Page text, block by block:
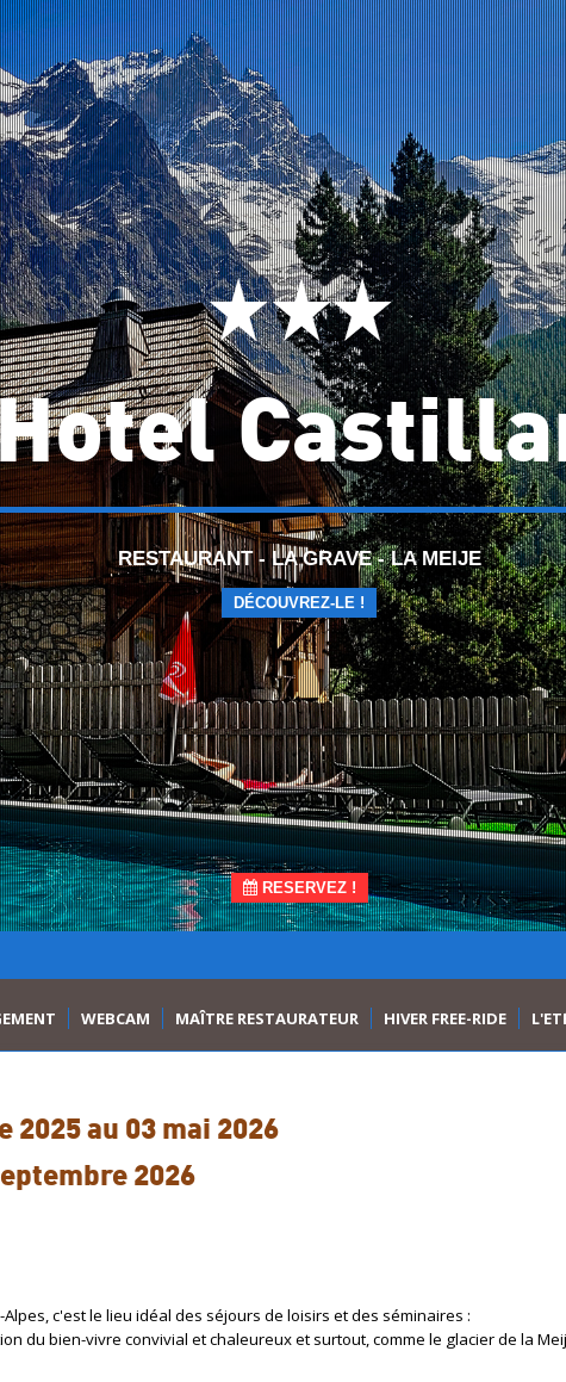
RESTAURANT - LA GRAVE - LA MEIJE
DÉCOUVREZ-LE !
RESERVEZ !
WEBCAM MAÎTRE RESTAURATEUR HIVER FREE-RIDE
2025 au 03 mai 2026
2026
c'est le lieu idéal des séjours de loisirs et des séminaires :
du bien-vivre convivial et chaleureux et surtout, comme le glacier de la